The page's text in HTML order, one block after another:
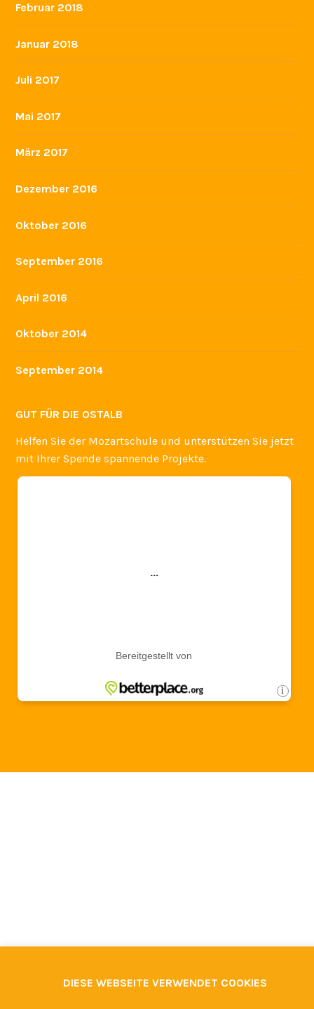
Februar 2018
Januar 2018
Juli 2017
Mai 2017
März 2017
Dezember 2016
Oktober 2016
September 2016
April 2016
Oktober 2014
September 2014
GUT FÜR DIE OSTALB
Helfen Sie der Mozartschule und unterstützen Sie jetzt
mit Ihrer Spende spannende Projekte.
DIESE WEBSEITE VERWENDET COOKIES